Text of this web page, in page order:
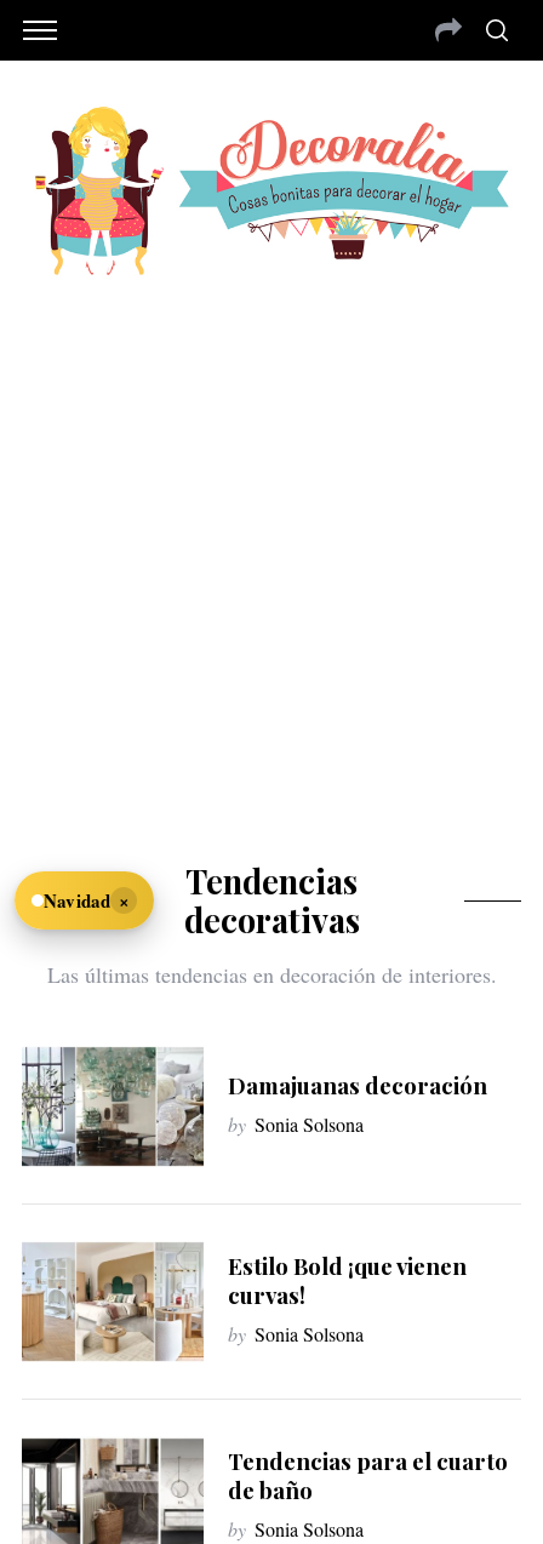
Tendencias
decorativas
Las últimas tendencias en decoración de interiores.
Damajuanas decoración
by Sonia Solsona
Estilo Bold ¡que vienen
curvas!
by Sonia Solsona
Tendencias para el cuarto
de baño
by Sonia Solsona
Navidad ×